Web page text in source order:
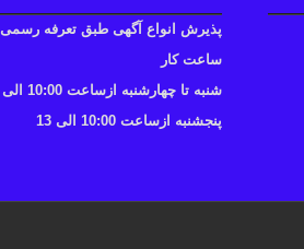
پذیرش انواع آگهی طبق تعرفه رسمی
ساعت کار
شنبه تا چهارشنبه ازساعت 10:00 الی 17
پنجشنبه ازساعت 10:00 الی 13